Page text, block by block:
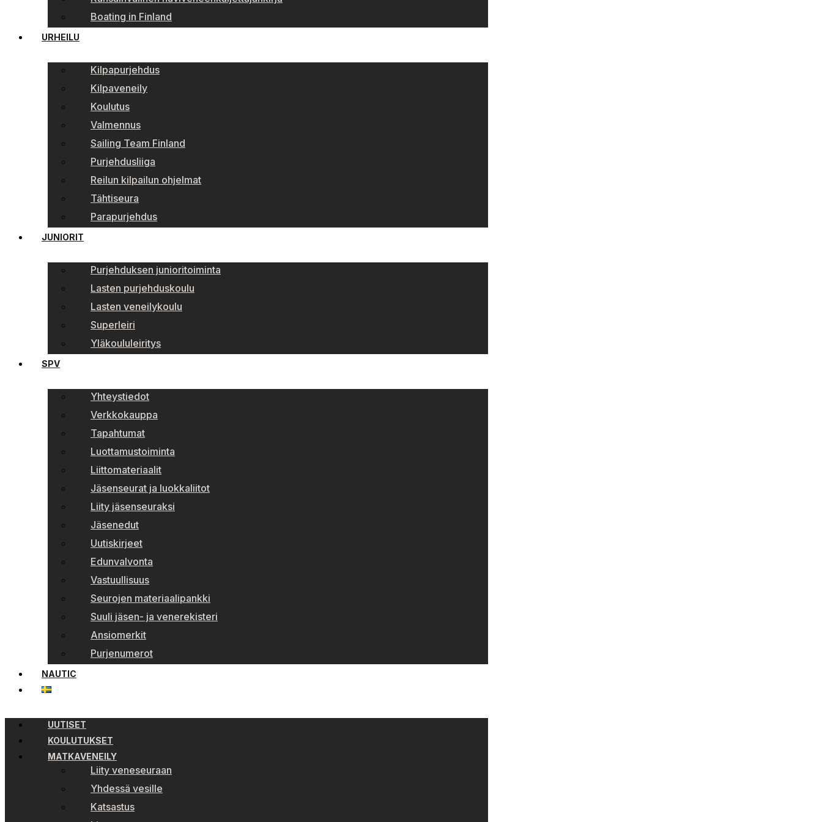
Boating in Finland
URHEILU
Kilpapurjehdus
Kilpaveneily
Koulutus
Valmennus
Sailing Team Finland
Purjehdusliiga
Reilun kilpailun ohjelmat
Tähtiseura
Parapurjehdus
JUNIORIT
Purjehduksen junioritoiminta
Lasten purjehduskoulu
Lasten veneilykoulu
Superleiri
Yläkoululeiritys
SPV
Yhteystiedot
Verkkokauppa
Tapahtumat
Luottamustoiminta
Liittomateriaalit
Jäsenseurat ja luokkaliitot
Liity jäsenseuraksi
Jäsenedut
Uutiskirjeet
Edunvalvonta
Vastuullisuus
Seurojen materiaalipankki
Suuli jäsen- ja venerekisteri
Ansiomerkit
Purjenumerot
NAUTIC
UUTISET
KOULUTUKSET
MATKAVENEILY
Liity veneseuraan
Yhdessä vesille
Katsastus